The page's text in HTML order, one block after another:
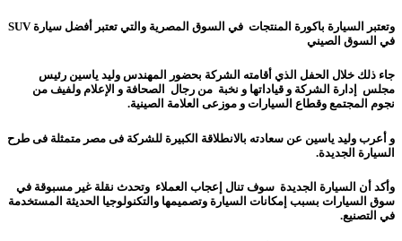
وتعتبر السيارة باكورة المنتجات في السوق المصرية والتي تعتبر أفضل سيارة SUV
في السوق الصيني
جاء ذلك خلال الحفل الذي أقامته الشركة بحضور المهندس وليد ياسين رئيس
مجلس إدارة الشركة و قياداتها و نخبة من رجال الصحافة و الإعلام ولفيف من
نجوم المجتمع وقطاع السيارات و موزعى العلامة الصينية.
و أعرب وليد ياسين عن سعادته بالانطلاقة الكبيرة للشركة فى مصر متمثلة فى طرح
السيارة الجديدة.
وأكد أن السيارة الجديدة سوف تنال إعجاب العملاء وتحدث نقلة غير مسبوقة في
سوق السيارات بسبب إمكانات السيارة وتصميمها والتكنولوجيا الحديثة المستخدمة
في التصنيع.